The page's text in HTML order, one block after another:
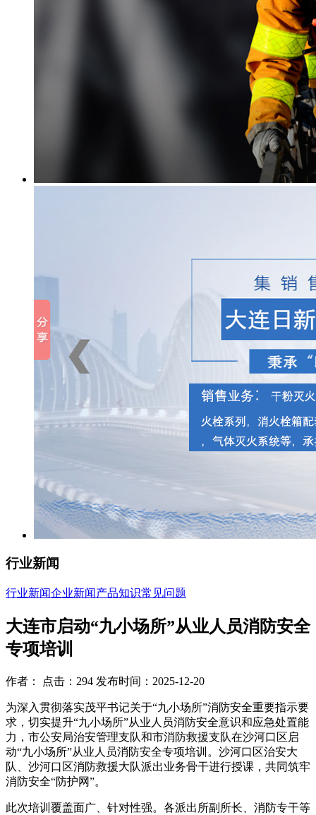
行业新闻
行业新闻企业新闻产品知识常见问题
大连市启动“九小场所”从业人员消防安全
专项培训
作者： 点击：294 发布时间：2025-12-20
ㅤㅤ为深入贯彻落实茂平书记关于“九小场所”消防安全重要指示要
求，切实提升“九小场所”从业人员消防安全意识和应急处置能
力，市公安局治安管理支队和市消防救援支队在沙河口区启
动“九小场所”从业人员消防安全专项培训。沙河口区治安大
队、沙河口区消防救援大队派出业务骨干进行授课，共同筑牢
消防安全“防护网”。
ㅤㅤ此次培训覆盖面广、针对性强。各派出所副所长、消防专干等